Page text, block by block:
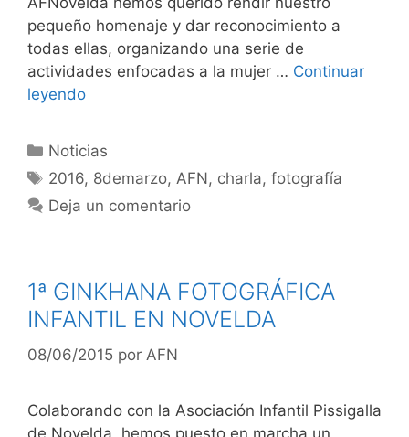
pequeño homenaje y dar reconocimiento a
todas ellas, organizando una serie de
actividades enfocadas a la mujer … Continuar
leyendo
Categorías
Noticias
Etiquetas
2016, 8demarzo,AFN, charla,fotografía
Deja un comentario
1ª GINKHANA FOTOGRÁFICA
INFANTIL EN NOVELDA
08/06/2015 por AFN
Colaborando con la Asociación Infantil Pissigalla
de Novelda, hemos puesto en marcha un